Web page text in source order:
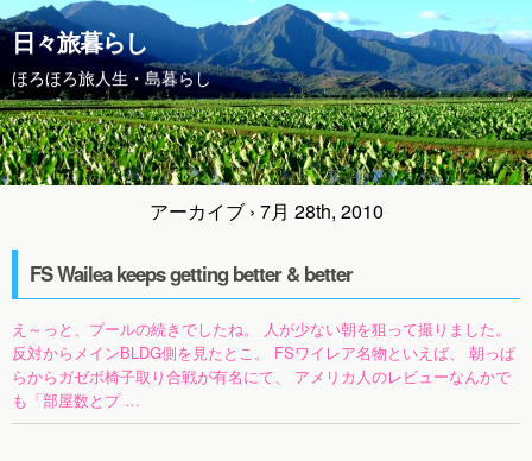
日々旅暮らし
ほろほろ旅人生・島暮らし
アーカイブ › 7月 28th, 2010
FS Wailea keeps getting better & better
え～っと、プールの続きでしたね。 人が少ない朝を狙って撮りました。
反対からメインBLDG側を見たとこ。 FSワイレア名物といえば、 朝っぱ
らからガゼボ椅子取り合戦が有名にて、 アメリカ人のレビューなんかで
も「部屋数とプ …